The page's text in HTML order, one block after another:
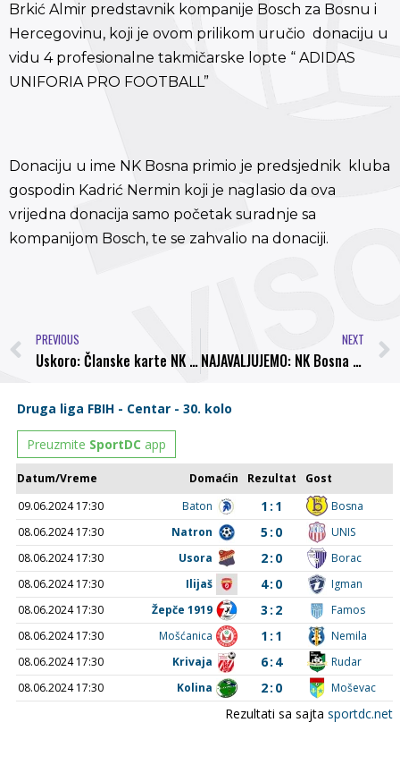
Brkić Almir predstavnik kompanije Bosch za Bosnu i
Hercegovinu, koji je ovom prilikom uručio donaciju u
vidu 4 profesionalne takmičarske lopte “ ADIDAS
UNIFORIA PRO FOOTBALL”
Donaciju u ime NK Bosna primio je predsjednik kluba
gospodin Kadrić Nermin koji je naglasio da ova
vrijedna donacija samo početak suradnje sa
kompanijom Bosch, te se zahvalio na donaciji.
PREVIOUS
Uskoro: Članske karte NK Bosna Visoko
NEXT
NAJAVALJUJEMO: NK Bosna – NK Usora